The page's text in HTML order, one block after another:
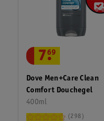
Dove Men+Care Clean
Comfort Douchegel
400ml
7.
69
298